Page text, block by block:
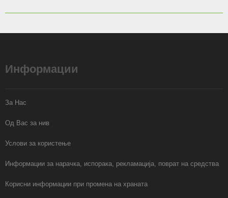
Информации
За Нас
Од Вас за нив
Услови за користење
Информации за нарачка, испорака, рекламација, поврат на средства
Корисни информации при промена на храната